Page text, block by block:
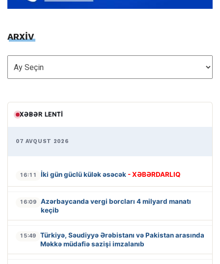
ARXİV
ARXİV
XƏBƏR LENTI
07 AVQUST 2026
16:11 İki gün güclü külək əsəcək - XƏBƏRDARLIQ
16:09
Azərbaycanda vergi borcları 4 milyard manatı
keçib
15:49
Türkiyə, Səudiyyə Ərəbistanı və Pakistan arasında
Məkkə müdafiə sazişi imzalanıb